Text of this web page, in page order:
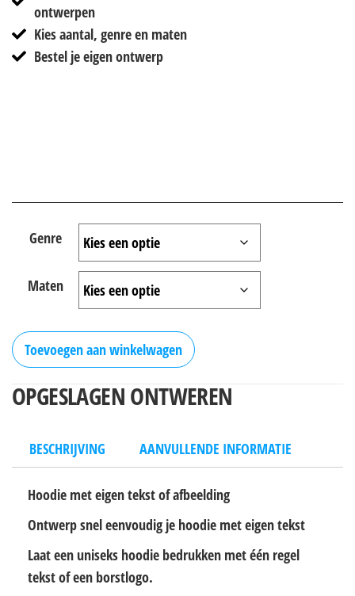
ontwerpen
Kies aantal, genre en maten
Bestel je eigen ontwerp
Genre
Maten
Toevoegen aan winkelwagen
OPGESLAGEN ONTWEREN
BESCHRIJVING AANVULLENDE INFORMATIE
Hoodie met eigen tekst of afbeelding
Ontwerp snel eenvoudig je hoodie met eigen tekst
Laat een uniseks hoodie bedrukken met één regel
tekst of een borstlogo.